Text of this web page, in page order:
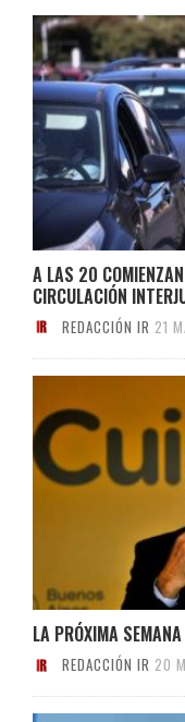
A LAS 20
CIRCULACIÓN
REDACCIÓN IR 21
LA PRÓXIMA
REDACCIÓN IR 20